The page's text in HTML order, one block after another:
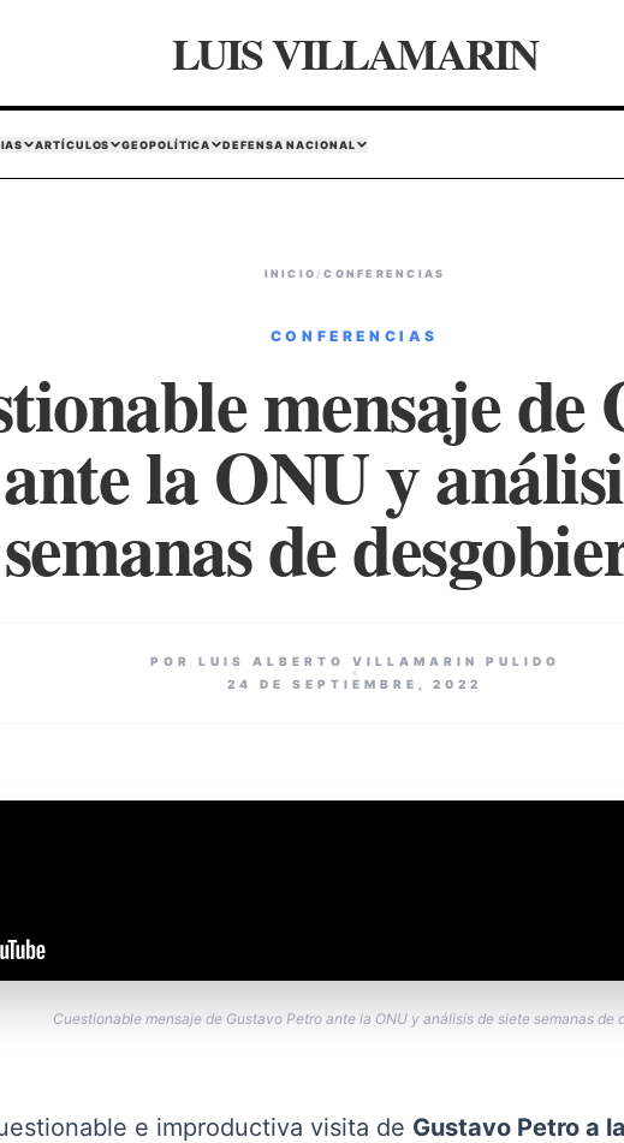
LUIS VILLAMARIN
ARTÍCULOS GEOPOLÍTICA DEFENSA NACIONAL
INICIO /CONFERENCIAS
CONFERENCIAS
mensaje de
la ONU y
semanas de
POR LUIS ALBERTO VILLAMARIN PULIDO
24 DE SEPTIEMBRE, 2022
Cuestionable mensaje de Gustavo Petro ante la ONU y análisis de siete semanas de
e improductiva visita de Gustavo Petro a